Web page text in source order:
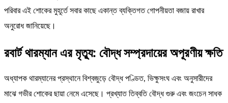
পরিবার এই শোকের মুহূর্তে সবার কাছে একান্ত ব্যক্তিগত গোপনীয়তা বজায় রাখার
অনুরোধ জানিয়েছে।
রবার্ট থারম্যান এর মৃত্যু: বৌদ্ধ সম্প্রদায়ের অপূরণীয় ক্ষতি
অধ্যাপক থারম্যানের প্রস্থানে বিশ্বজুড়ে বৌদ্ধ পণ্ডিত, ভিক্ষুসংঘ এবং অনুসারীদের
মাঝে গভীর শোকের ছায়া নেমে এসেছে। প্রখ্যাত তিব্বতি বৌদ্ধ গুরু এবং জংচেন সাধক